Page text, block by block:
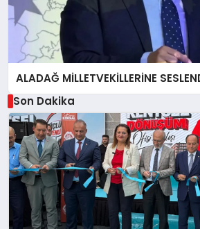
ALADAĞ MİLLETVEKİLLERİNE
Son Dakika